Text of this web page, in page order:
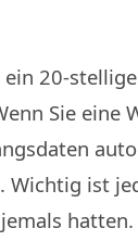
20-
Sie eine
ist